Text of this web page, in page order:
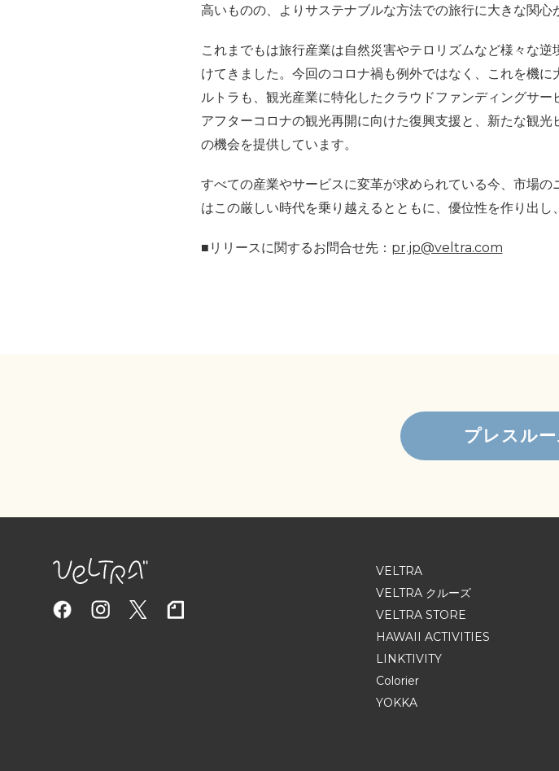
高いものの、よりサステナブルな方法での旅行に大きな関心
これまでもは旅行産業は自然災害やテロリズムなど様々な
けてきました。今回のコロナ禍も例外ではなく、これを機
ルトラも、観光産業に特化したクラウドファンディングサー
アフターコロナの観光再開に向けた復興支援と、新たな観
の機会を提供しています。
すべての産業やサービスに変革が求められている今、市場
はこの厳しい時代を乗り越えるとともに、優位性を作り出し
■リリースに関するお問合せ先： pr.jp@veltra.com
プレスル
VELTRA
VELTRA クルーズ
VELTRA STORE
HAWAII ACTIVITIES
LINKTIVITY
Colorier
YOKKA